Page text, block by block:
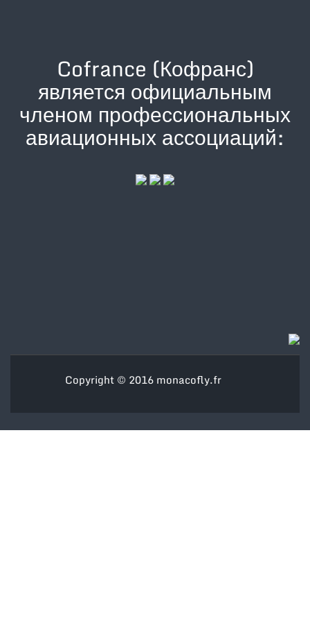
Cofrance (Кофранс)
является официальным
членом профессиональных
авиационных ассоциаций:
Copyright © 2016 monacofly.fr